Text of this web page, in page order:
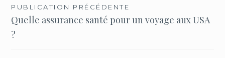
Navigation
de
PUBLICATION PRÉCÉDENTE
Quelle assurance santé pour un voyage aux USA
?